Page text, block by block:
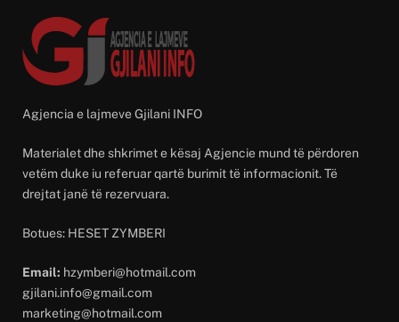
Agjencia e lajmeve Gjilani INFO
Materialet dhe shkrimet e kësaj Agjencie mund të përdoren
vetëm duke iu referuar qartë burimit të informacionit. Të
drejtat janë të rezervuara.
Botues: HESET ZYMBERI
Email: hzymberi@hotmail.com
gjilani.info@gmail.com
marketing@hotmail.com